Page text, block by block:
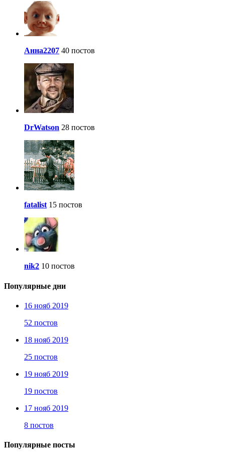
Анна2207 40 постов
DrWatson 28 постов
fatalist 15 постов
nik2 10 постов
Популярные дни
16 нояб 2019
52 постов
18 нояб 2019
25 постов
19 нояб 2019
19 постов
17 нояб 2019
8 постов
Популярные посты